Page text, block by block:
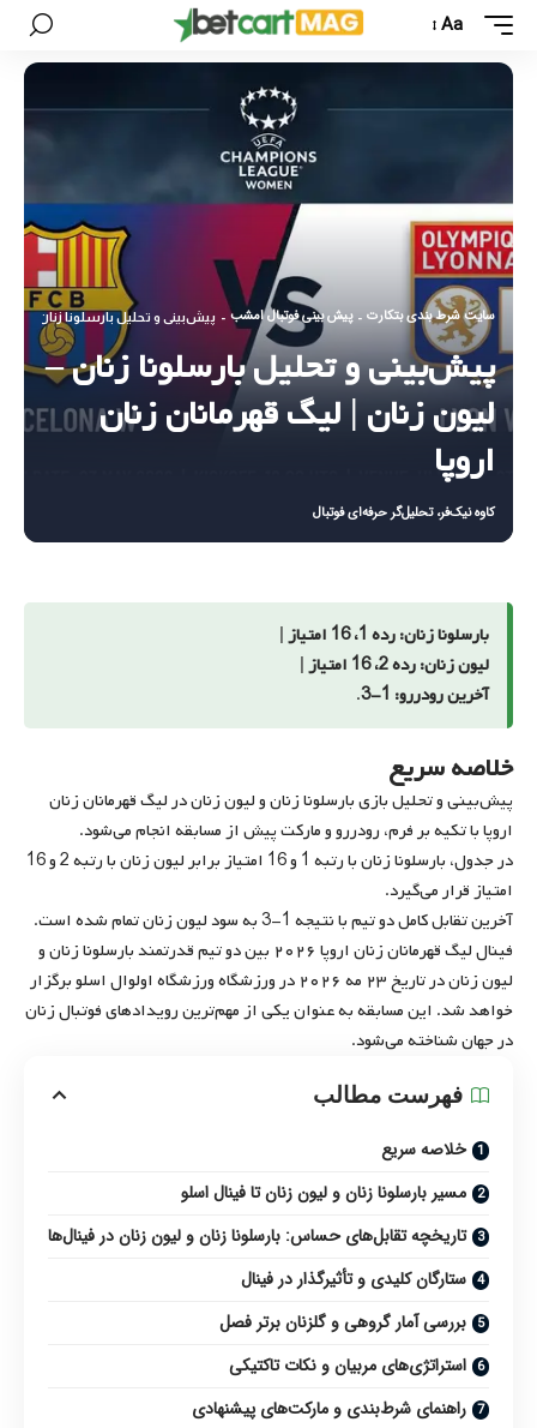
Aa
سایت شرط بندی بتکارت - پیش بینی فوتبال امشب - پیش‌بینی و تحلیل بارسلونا زنان –
پیش‌بینی و تحلیل بارسلونا زنان –
لیون زنان | لیگ قهرمانان زنان
اروپا
کاوه نیک‌فر، تحلیل‌گر حرفه‌ای فوتبال
بارسلونا زنان: رده 1، 16 امتیاز
|
لیون زنان: رده 2، 16 امتیاز
|
آخرین رودررو: 1-3
.
خلاصه سریع
پیش‌بینی و تحلیل بازی بارسلونا زنان و لیون زنان در لیگ قهرمانان زنان
اروپا با تکیه بر فرم، رودررو و مارکت پیش از مسابقه انجام می‌شود.
در جدول، بارسلونا زنان با رتبه 1 و 16 امتیاز برابر لیون زنان با رتبه 2 و 16
امتیاز قرار می‌گیرد.
آخرین تقابل کامل دو تیم با نتیجه 1-3 به سود لیون زنان تمام شده است.
فینال لیگ قهرمانان زنان اروپا ۲۰۲۶ بین دو تیم قدرتمند بارسلونا زنان و
لیون زنان در تاریخ ۲۳ مه ۲۰۲۶ در ورزشگاه ورزشگاه اولوال اسلو برگزار
خواهد شد. این مسابقه به عنوان یکی از مهم‌ترین رویدادهای فوتبال زنان
در جهان شناخته می‌شود.
فهرست مطالب
خلاصه سریع
مسیر بارسلونا زنان و لیون زنان تا فینال اسلو
تاریخچه تقابل‌های حساس: بارسلونا زنان و لیون زنان در فینال‌ها
ستارگان کلیدی و تأثیرگذار در فینال
بررسی آمار گروهی و گلزنان برتر فصل
استراتژی‌های مربیان و نکات تاکتیکی
راهنمای شرط‌بندی و مارکت‌های پیشنهادی